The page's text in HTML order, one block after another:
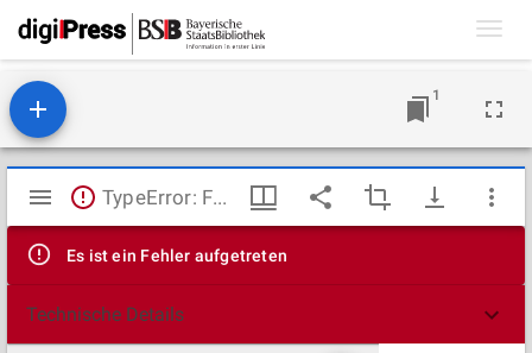
1
Mirador
Viewer
TypeError: Failed to fetch
Es ist ein Fehler aufgetreten
Technische Details